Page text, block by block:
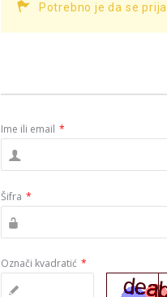
Potrebno je da se
Ime ili email *
Šifra *
Označi kvadratić *